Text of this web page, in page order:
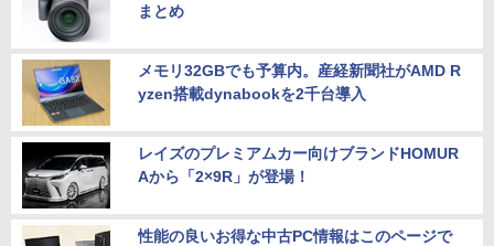
まとめ
メモリ32GBでも予算内。産経新聞社がAMD R
yzen搭載dynabookを2千台導入
レイズのプレミアムカー向けブランドHOMUR
Aから「2×9R」が登場！
性能の良いお得な中古PC情報はこのページで